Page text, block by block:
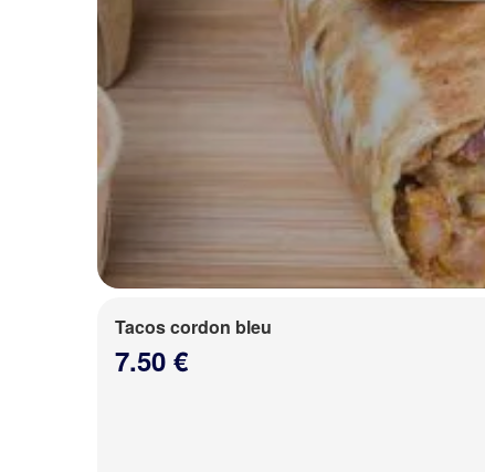
Tacos cordon bleu
7.50 €